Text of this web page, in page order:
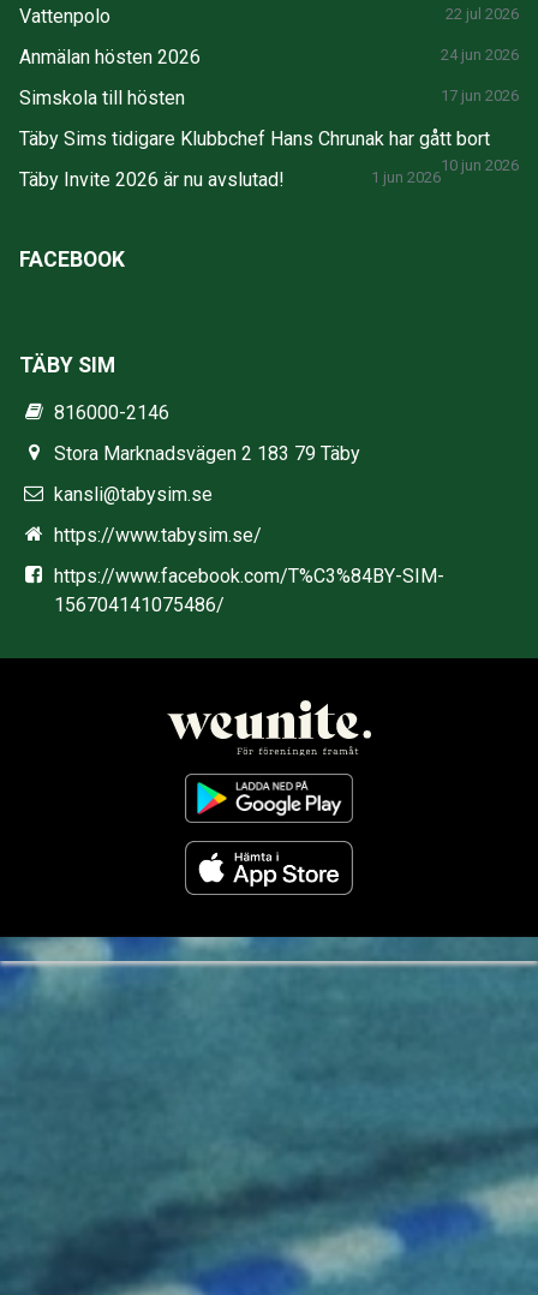
Vattenpolo 22 jul 2026
Anmälan hösten 2026 24 jun 2026
Simskola till hösten 17 jun 2026
Täby Sims tidigare Klubbchef Hans Chrunak har gått bort
10 jun 2026
Täby Invite 2026 är nu avslutad! 1 jun 2026
FACEBOOK
TÄBY SIM
816000-2146
Stora Marknadsvägen 2 183 79 Täby
kansli@tabysim.se
https://www.tabysim.se/
https://www.facebook.com/T%C3%84BY-SIM-
156704141075486/